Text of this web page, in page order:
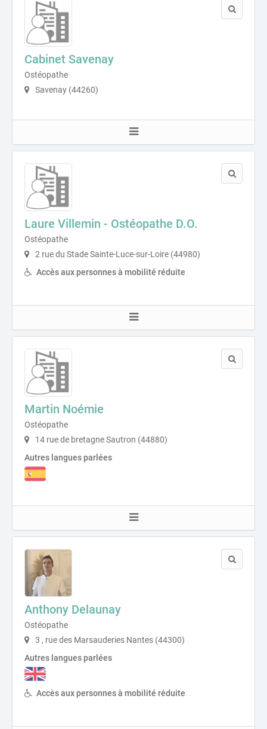
Cabinet Savenay
Ostéopathe
Savenay (44260)
Laure Villemin - Ostéopathe D.O.
Ostéopathe
2 rue du Stade Sainte-Luce-sur-Loire (44980)
Accès aux personnes à mobilité réduite
Martin Noémie
Ostéopathe
14 rue de bretagne Sautron (44880)
Autres langues parlées
Anthony Delaunay
Ostéopathe
3 , rue des Marsauderies Nantes (44300)
Autres langues parlées
Accès aux personnes à mobilité réduite